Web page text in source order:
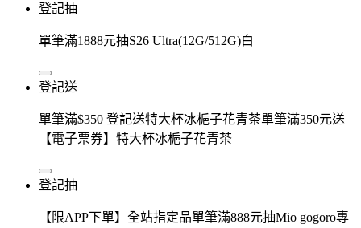
登記抽
單筆滿1888元抽S26 Ultra(12G/512G)白
登記送
單筆滿$350 登記送特大杯冰梔子花青茶單筆滿350元送
【電子票券】特大杯冰梔子花青茶
登記抽
【限APP下單】全站指定品單筆滿888元抽Mio gogoro專